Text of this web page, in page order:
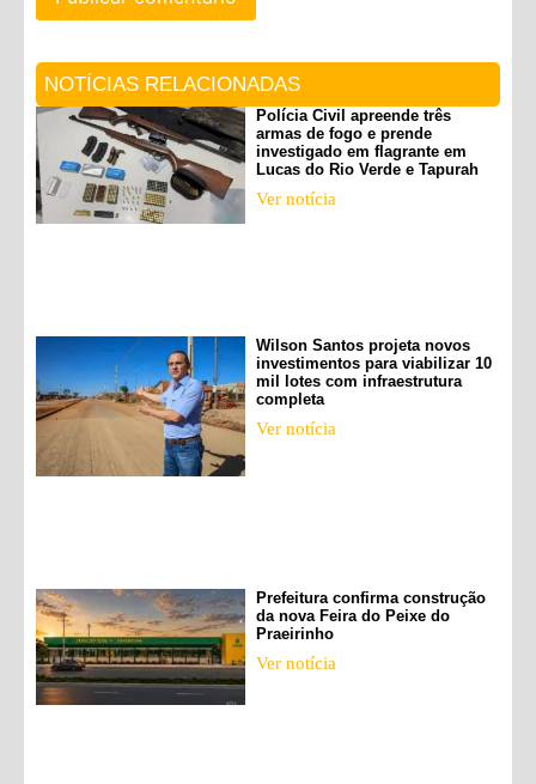
NOTÍCIAS RELACIONADAS
Polícia Civil apreende três
armas de fogo e prende
investigado em flagrante em
Lucas do Rio Verde e Tapurah
Ver notícia
Wilson Santos projeta novos
investimentos para viabilizar 10
mil lotes com infraestrutura
completa
Ver notícia
Prefeitura confirma construção
da nova Feira do Peixe do
Praeirinho
Ver notícia